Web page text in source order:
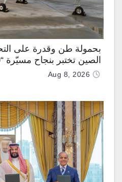
الصين تختبر بنجاح مسيّرة “TP200”
Aug 8, 2026